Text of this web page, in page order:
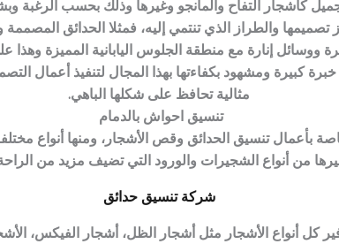
كأشجار التفاح والمانجو وغيرها وذلك بحسب الرغبة
تصميمها والطراز الذي تنتمي إليه، فمثلا الحدائق
ووسائل إنارة مع منطقة الجلوس اليابانية المميزة وهذا
كبيرة ومشهود بكفاءتها بهذا المجال لتنفيذ أعمال
مثالية تحافظ على شكلها الباهي.
تنسيق احواش بالدمام
تنسيق الحدائق وقص الأشجار، ومنها أنواع مختلفة
من أنواع الشجيرات والورود التي تضيف مزيد من
شركة تنسيق حدائق
كل أنواع الأشجار مثل أشجار الظل، أشجار الفيكس،